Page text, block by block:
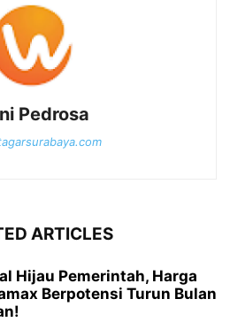
Pedrosa
ARTICLES
Hijau Pemerintah, Harga
Berpotensi Turun Bulan